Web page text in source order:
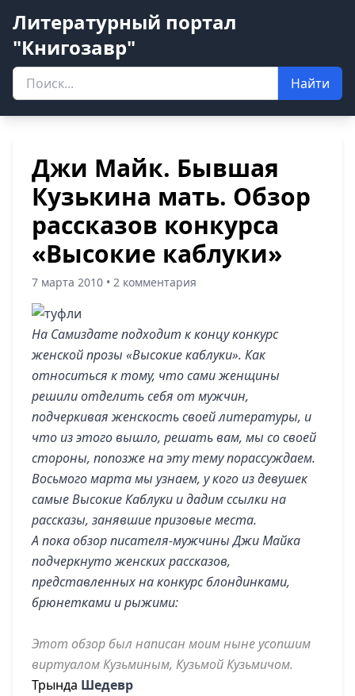
Литературный портал
"Книгозавр"
Найти
Джи Майк. Бывшая
Кузькина мать. Обзор
рассказов конкурса
«Высокие каблуки»
7 марта 2010 • 2 комментария
На Самиздате подходит к концу конкурс
женской прозы «Высокие каблуки». Как
относиться к тому, что сами женщины
решили отделить себя от мужчин,
подчеркивая женскость своей литературы, и
что из этого вышло, решать вам, мы со своей
стороны, попозже на эту тему порассуждаем.
Восьмого марта мы узнаем, у кого из девушек
самые Высокие Каблуки и дадим ссылки на
рассказы, занявшие призовые места.
А пока обзор писателя-мужчины Джи Майка
подчеркнуто женских рассказов,
представленных на конкурс блондинками,
брюнетками и рыжими:
Этот обзор был написан моим ныне усопшим
виртуалом Кузьминым, Кузьмой Кузьмичом.
Трында Шедевр